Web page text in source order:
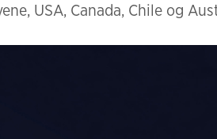
USA, Canada, Chile og